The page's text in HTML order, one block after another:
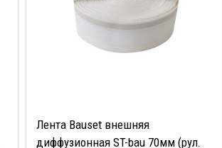
Лента Bauset внешняя
диффузионная ST-bau 70мм (рул.